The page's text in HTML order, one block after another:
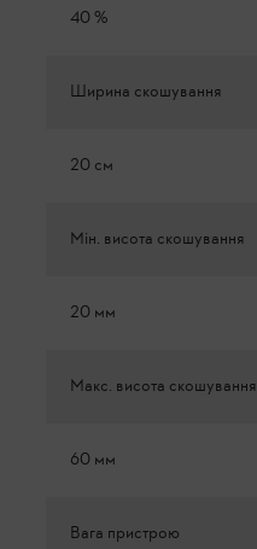
40 %
Ширина скошування
20 см
Мін. висота скошування
20 мм
Макс. висота скошування
60 мм
Вага пристрою